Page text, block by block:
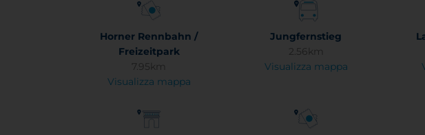
Horner Rennbahn /
Freizeitpark
7.95km
Visualizza mappa
Jungfernstieg
2.56km
Visualizza mappa